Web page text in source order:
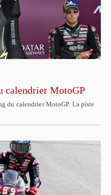
calendrier MotoGP
du calendrier MotoGP. La piste